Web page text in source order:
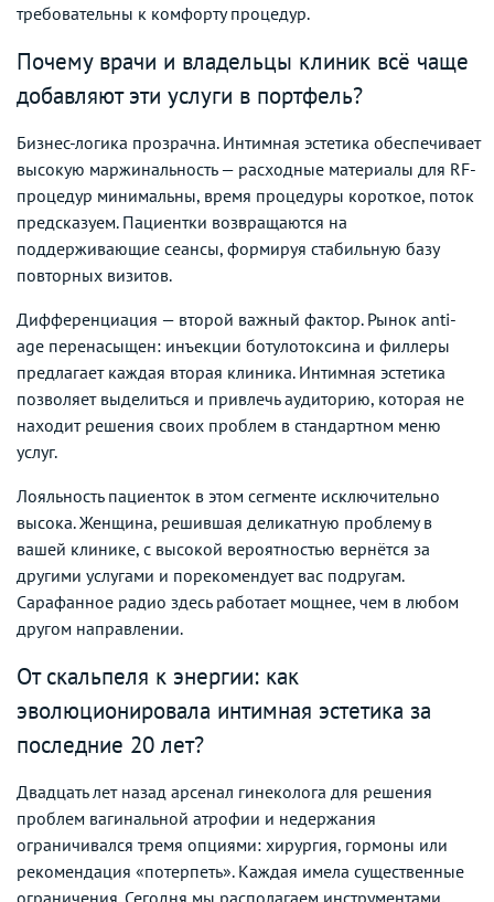
требовательны к комфорту процедур.
Почему врачи и владельцы клиник всё чаще
добавляют эти услуги в портфель?
Бизнес-логика прозрачна. Интимная эстетика обеспечивает
высокую маржинальность — расходные материалы для RF-
процедур минимальны, время процедуры короткое, поток
предсказуем. Пациентки возвращаются на
поддерживающие сеансы, формируя стабильную базу
повторных визитов.
Дифференциация — второй важный фактор. Рынок anti-
age перенасыщен: инъекции ботулотоксина и филлеры
предлагает каждая вторая клиника. Интимная эстетика
позволяет выделиться и привлечь аудиторию, которая не
находит решения своих проблем в стандартном меню
услуг.
Лояльность пациенток в этом сегменте исключительно
высока. Женщина, решившая деликатную проблему в
вашей клинике, с высокой вероятностью вернётся за
другими услугами и порекомендует вас подругам.
Сарафанное радио здесь работает мощнее, чем в любом
другом направлении.
От скальпеля к энергии: как
эволюционировала интимная эстетика за
последние 20 лет?
Двадцать лет назад арсенал гинеколога для решения
проблем вагинальной атрофии и недержания
ограничивался тремя опциями: хирургия, гормоны или
рекомендация «потерпеть». Каждая имела существенные
ограничения. Сегодня мы располагаем инструментами,